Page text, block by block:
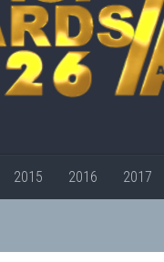
2015 2016 2017